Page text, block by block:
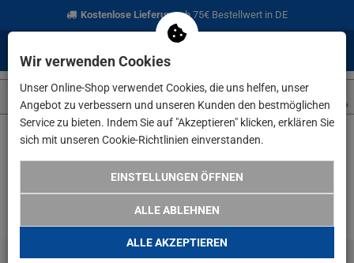
Kostenlose Lieferungab 75€ Bestellwert in DE
Wir verwenden Cookies
Unser Online-Shop verwendet Cookies, die uns helfen, unser
Angebot zu verbessern und unseren Kunden den bestmöglichen
Service zu bieten. Indem Sie auf "Akzeptieren" klicken, erklären Sie
sich mit unseren Cookie-Richtlinien einverstanden.
EINSTELLUNGEN ÖFFNEN
ALLE ABLEHNEN
ALLE AKZEPTIEREN